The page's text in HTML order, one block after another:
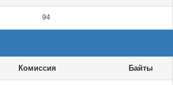
94
Комиссия Байты